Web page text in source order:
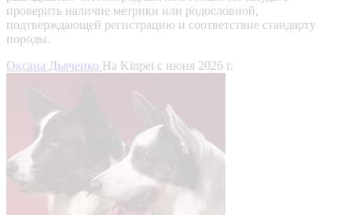
проверить наличие метрики или родословной,
подтверждающей регистрацию и соответствие стандарту
породы.
Оксана Дьяченко На Kinpet c июня 2026 г.